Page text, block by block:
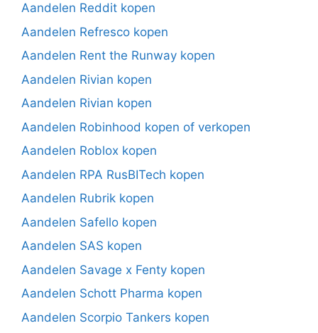
Aandelen Reddit kopen
Aandelen Refresco kopen
Aandelen Rent the Runway kopen
Aandelen Rivian kopen
Aandelen Rivian kopen
Aandelen Robinhood kopen of verkopen
Aandelen Roblox kopen
Aandelen RPA RusBITech kopen
Aandelen Rubrik kopen
Aandelen Safello kopen
Aandelen SAS kopen
Aandelen Savage x Fenty kopen
Aandelen Schott Pharma kopen
Aandelen Scorpio Tankers kopen